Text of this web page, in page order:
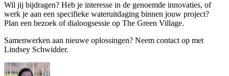
Wil jij bijdragen? Heb je interesse in de genoemde innovaties, of
werk je aan een specifieke wateruitdaging binnen jouw project?
Plan een bezoek of dialoogsessie op The Green Village.
Samenwerken aan nieuwe oplossingen? Neem contact op met
Lindsey Schwidder.